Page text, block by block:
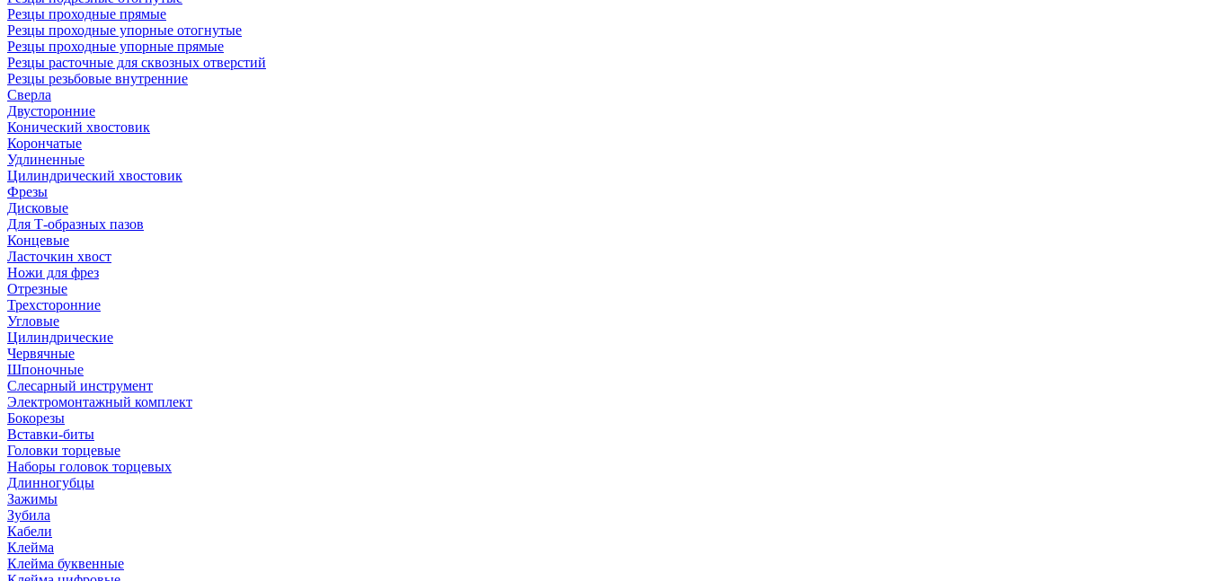
Резцы проходные прямые
Резцы проходные упорные отогнутые
Резцы проходные упорные прямые
Резцы расточные для сквозных отверстий
Резцы резьбовые внутренние
Сверла
Двусторонние
Конический хвостовик
Корончатые
Удлиненные
Цилиндрический хвостовик
Фрезы
Дисковые
Для Т-образных пазов
Концевые
Ласточкин хвост
Ножи для фрез
Отрезные
Трехсторонние
Угловые
Цилиндрические
Червячные
Шпоночные
Слесарный инструмент
Электромонтажный комплект
Бокорезы
Вставки-биты
Головки торцевые
Наборы головок торцевых
Длинногубцы
Зажимы
Зубила
Кабели
Клейма
Клейма буквенные